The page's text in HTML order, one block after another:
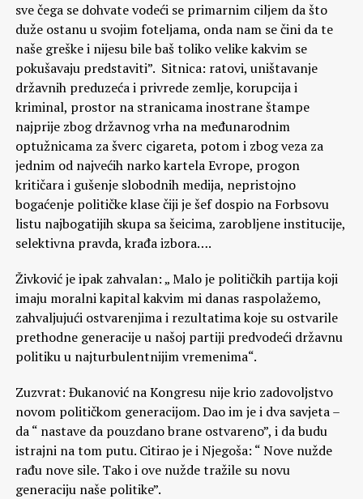
sve čega se dohvate vodeći se primarnim ciljem da što
duže ostanu u svojim foteljama, onda nam se čini da te
naše greške i nijesu bile baš toliko velike kakvim se
pokušavaju predstaviti”. Sitnica: ratovi, uništavanje
državnih preduzeća i privrede zemlje, korupcija i
kriminal, prostor na stranicama inostrane štampe
najprije zbog državnog vrha na međunarodnim
optužnicama za šverc cigareta, potom i zbog veza za
jednim od najvećih narko kartela Evrope, progon
kritičara i gušenje slobodnih medija, nepristojno
bogaćenje političke klase čiji je šef dospio na Forbsovu
listu najbogatijih skupa sa šeicima, zarobljene institucije,
selektivna pravda, krađa izbora….
Živković je ipak zahvalan: „ Malo je političkih partija koji
imaju moralni kapital kakvim mi danas raspolažemo,
zahvaljujući ostvarenjima i rezultatima koje su ostvarile
prethodne generacije u našoj partiji predvodeći državnu
politiku u najturbulentnijim vremenima“.
Zuzvrat: Đukanović na Kongresu nije krio zadovoljstvo
novom političkom generacijom. Dao im je i dva savjeta –
da “ nastave da pouzdano brane ostvareno”, i da budu
istrajni na tom putu. Citirao je i Njegoša: “ Nove nužde
rađu nove sile. Tako i ove nužde tražile su novu
generaciju naše politike”.